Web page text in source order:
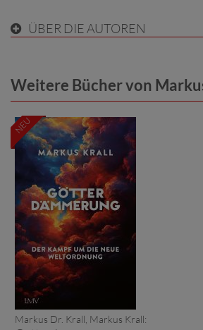
ÜBER DIE AUTOREN
Weitere Bücher von
NEU
Markus Dr. Krall, Markus Krall: